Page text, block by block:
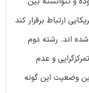
ارتباط برقرار کند
اند. رشته دوم
و عدم
وضعیت این گونه